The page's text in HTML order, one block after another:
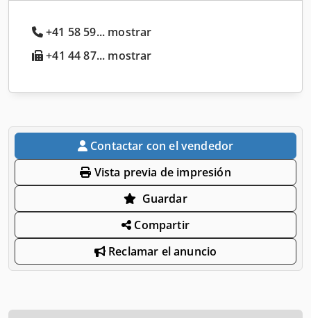
+41 58 59... mostrar
+41 44 87... mostrar
Contactar con el vendedor
Vista previa de impresión
Guardar
Compartir
Reclamar el anuncio